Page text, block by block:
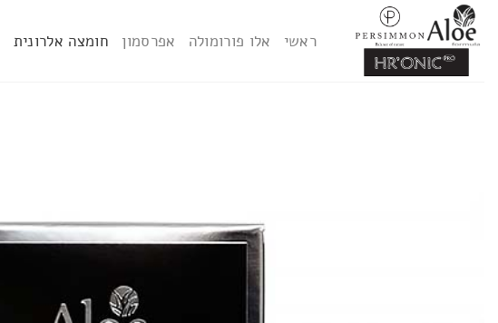
Skip
content
ראשי אלו פורומולה אפרסמון חומצה אלרונית